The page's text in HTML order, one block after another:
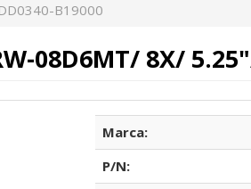
B19000
08D6MT/ 8X/
Marca:
P/N: